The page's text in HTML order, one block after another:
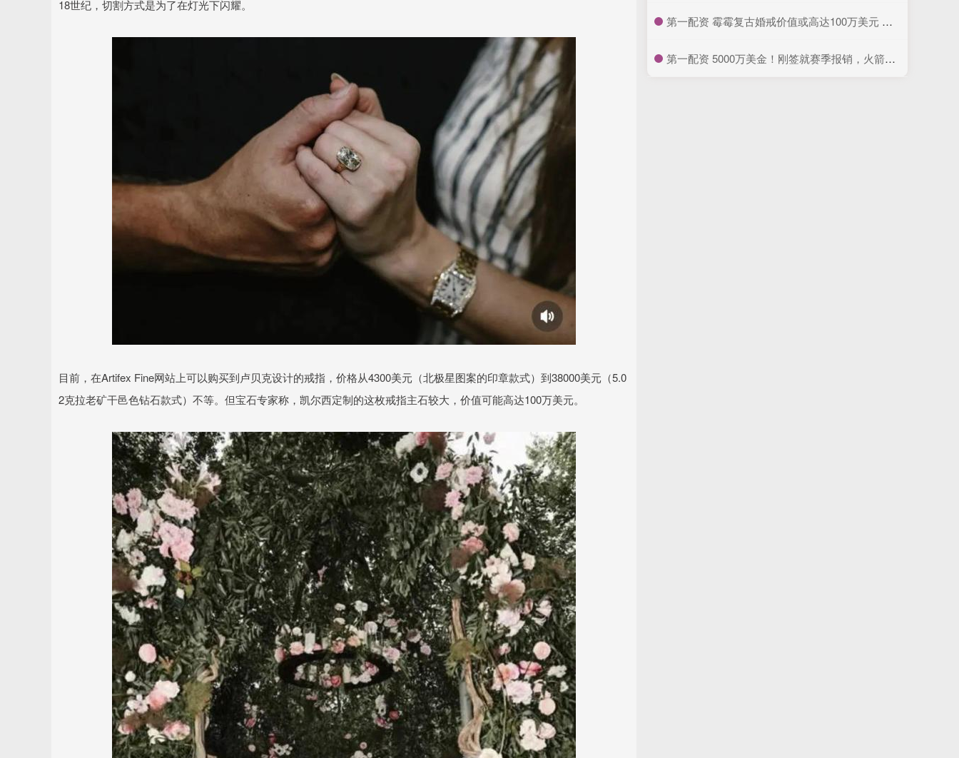
18世纪，切割方式是为了在灯光下闪耀。
目前，在Artifex Fine网站上可以购买到卢贝克设计的戒指，价格从4300美元（北极星图案的印章款式）到38000美元（5.0
2克拉老矿干邑色钻石款式）不等。但宝石专家称，凯尔西定制的这枚戒指主石较大，价值可能高达100万美元。
​第一配资 霉霉复古婚戒价值或高达100万美元 独特设计闪耀光芒
​第一配资 5000万美金！刚签就赛季报销，火箭很痛苦吧，拒绝哈登成了败笔